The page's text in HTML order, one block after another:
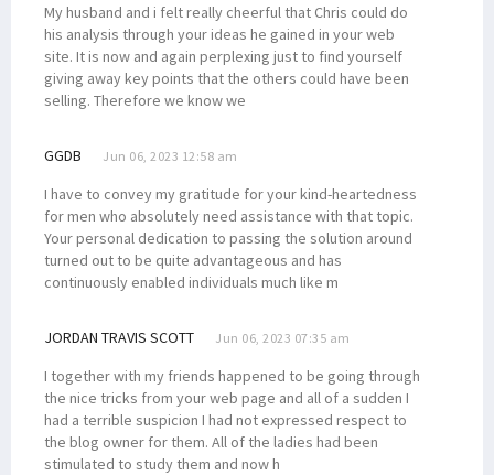
My husband and i felt really cheerful that Chris could do
his analysis through your ideas he gained in your web
site. It is now and again perplexing just to find yourself
giving away key points that the others could have been
selling. Therefore we know we
GGDB Jun 06, 2023 12:58 am
I have to convey my gratitude for your kind-heartedness
for men who absolutely need assistance with that topic.
Your personal dedication to passing the solution around
turned out to be quite advantageous and has
continuously enabled individuals much like m
JORDAN TRAVIS SCOTT Jun 06, 2023 07:35 am
I together with my friends happened to be going through
the nice tricks from your web page and all of a sudden I
had a terrible suspicion I had not expressed respect to
the blog owner for them. All of the ladies had been
stimulated to study them and now h